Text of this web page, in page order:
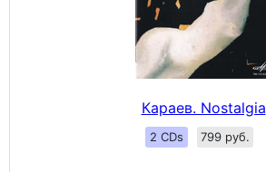
Караев. Nostalgia
2 CDs 799 руб.